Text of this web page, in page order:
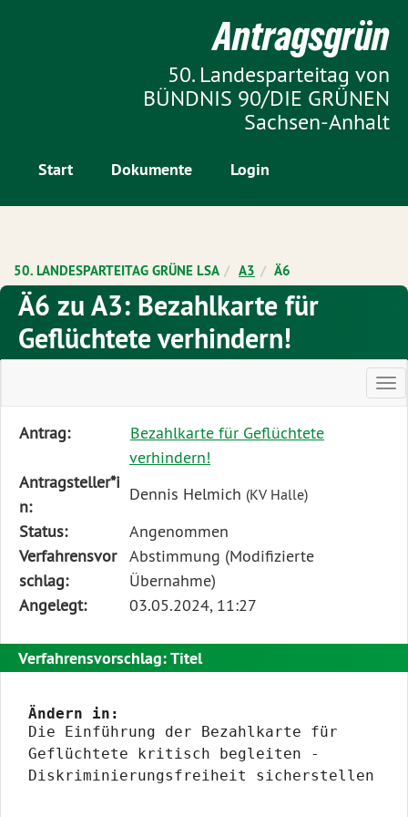
Start Dokumente Login
Antragsgrün
50. Landesparteitag von
BÜNDNIS 90/DIE GRÜNEN
Sachsen-Anhalt
50. LANDESPARTEITAG GRÜNE LSA A3 Ä6
Ä6 zu A3: Bezahlkarte für
Geflüchtete verhindern!
Diese
beschreibt
den
Status,
die
Antragstellerin
und
Rahmendaten
zum
Änderungsantrag
Antrag:
Bezahlkarte für Geflüchtete
verhindern!
Antragsteller*i
n:
Dennis Helmich (KV Halle)
Status:
Angenommen
Verfahrensvor
schlag:
Abstimmung (Modifizierte
Übernahme)
Angelegt:
03.05.2024, 11:27
Verfahrensvorschlag: Titel
Ändern in:
Die Einführung der Bezahlkarte für
Geflüchtete kritisch begleiten -
Diskriminierungsfreiheit sicherstellen